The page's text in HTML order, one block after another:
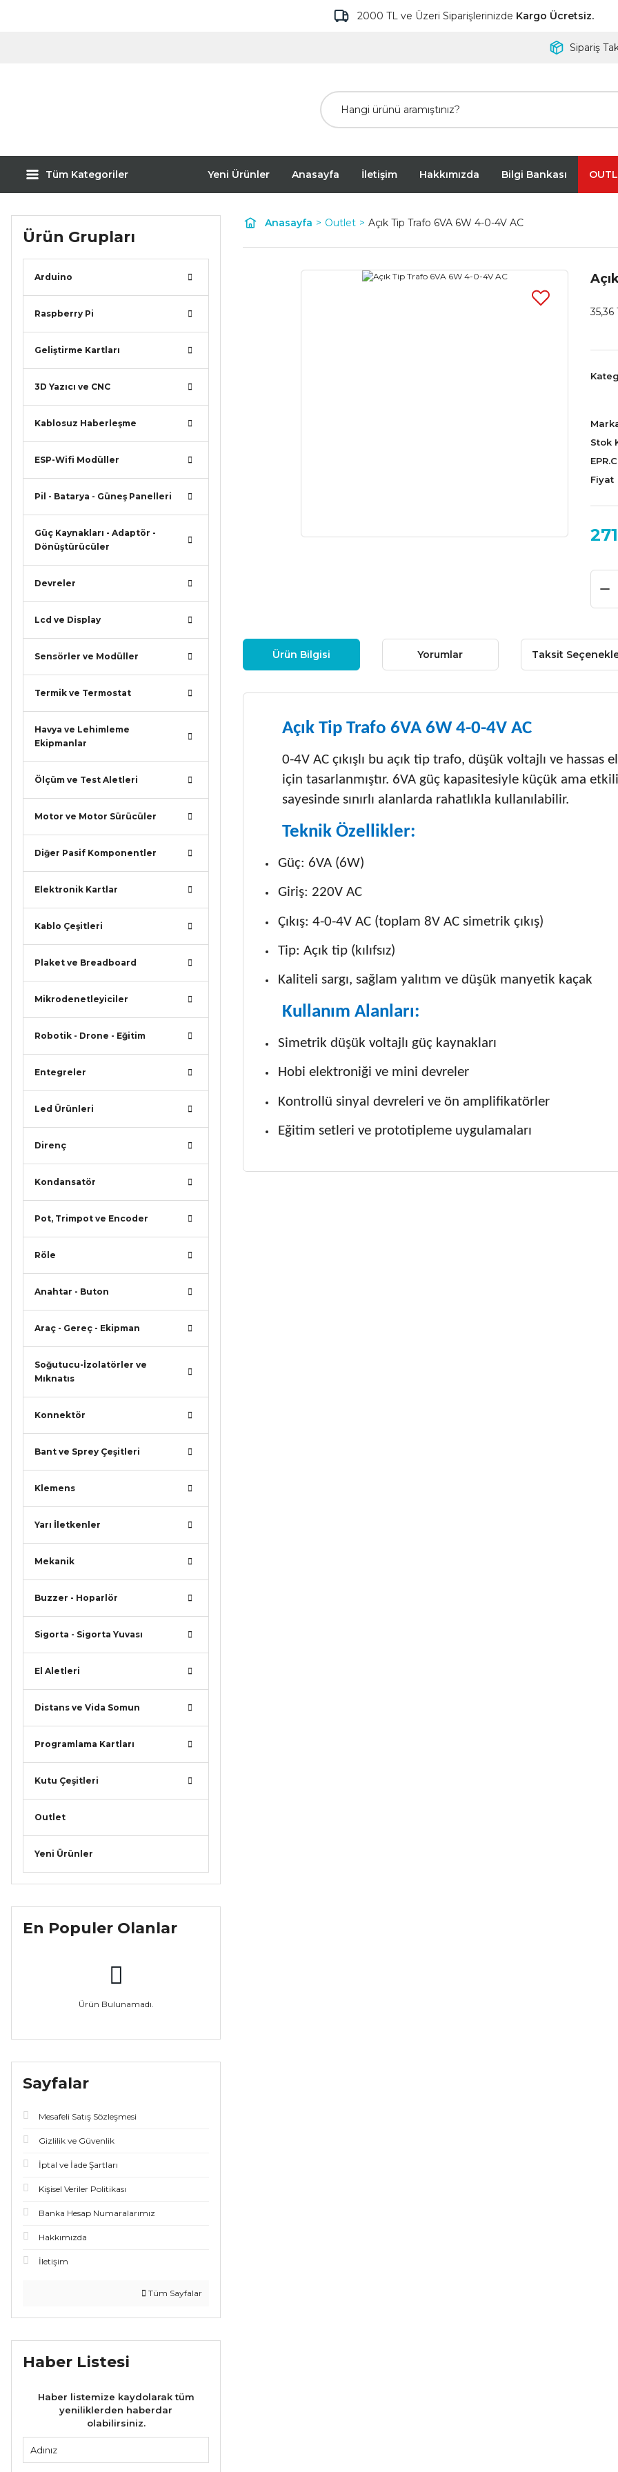
2000 TL ve Üzeri Siparişlerinizde Kargo Ücretsiz.
Sipariş
Tüm Kategoriler Yeni Ürünler Anasayfa İletişim Hakkımızda Bilgi Bankası
Ürün Grupları
Arduino
Raspberry Pi
Geliştirme Kartları
3D Yazıcı ve CNC
Kablosuz Haberleşme
ESP-Wifi Modüller
Pil - Batarya - Güneş Panelleri
Güç Kaynakları - Adaptör -
Dönüştürücüler
Devreler
Lcd ve Display
Sensörler ve Modüller
Termik ve Termostat
Havya ve Lehimleme
Ekipmanlar
Ölçüm ve Test Aletleri
Motor ve Motor Sürücüler
Diğer Pasif Komponentler
Elektronik Kartlar
Kablo Çeşitleri
Plaket ve Breadboard
Mikrodenetleyiciler
Robotik - Drone - Eğitim
Entegreler
Led Ürünleri
Direnç
Kondansatör
Pot, Trimpot ve Encoder
Röle
Anahtar - Buton
Araç - Gereç - Ekipman
Soğutucu-İzolatörler ve
Mıknatıs
Konnektör
Bant ve Sprey Çeşitleri
Klemens
Yarı İletkenler
Mekanik
Buzzer - Hoparlör
Sigorta - Sigorta Yuvası
El Aletleri
Distans ve Vida Somun
Programlama Kartları
Kutu Çeşitleri
Outlet
Yeni Ürünler
En Populer Olanlar
Ürün Bulunamadı.
Sayfalar
Mesafeli Satış Sözleşmesi
Gizlilik ve Güvenlik
İptal ve İade Şartları
Kişisel Veriler Politikası
Banka Hesap Numaralarımız
Hakkımızda
İletişim
Tüm Sayfalar
Haber Listesi
Haber listemize kaydolarak tüm
yeniliklerden haberdar
olabilirsiniz.
Anasayfa Outlet Açık Tip Trafo 6VA 6W 4-0-4V AC
Stok
Fiyat
Ürün Bilgisi Yorumlar Taksit
Açık Tip Trafo 6VA 6W 4-0-4V AC
0-4V AC çıkışlı bu açık tip trafo, düşük voltajlı ve
için tasarlanmıştır. 6VA güç kapasitesiyle küçük ama
sayesinde sınırlı alanlarda rahatlıkla kullanılabilir.
Teknik Özellikler:
Güç: 6VA (6W)
Giriş: 220V AC
Çıkış: 4-0-4V AC (toplam 8V AC simetrik çıkış)
Tip: Açık tip (kılıfsız)
Kaliteli sargı, sağlam yalıtım ve düşük manyetik kaçak
Kullanım Alanları:
Simetrik düşük voltajlı güç kaynakları
Hobi elektroniği ve mini devreler
Kontrollü sinyal devreleri ve ön amplifikatörler
Eğitim setleri ve prototipleme uygulamaları